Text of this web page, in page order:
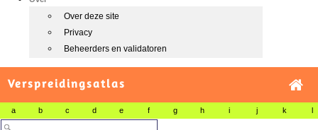
Over deze site
Privacy
Beheerders en validatoren
Verspreidingsatlas
a b c d e f g h i j k l